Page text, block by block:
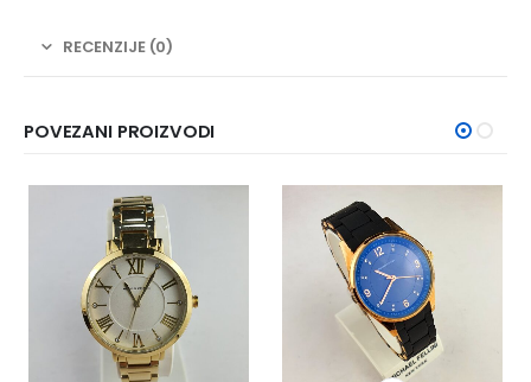
RECENZIJE (0)
POVEZANI PROIZVODI